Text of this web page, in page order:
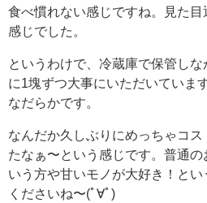
食べ慣れない感じですね。見た
感じでした。
というわけで、冷蔵庫で保管し
に1塊ずつ大事にいただいていま
なだらかです。
なんだか久しぶりにめっちゃコ
たなぁ〜という感じです。普通
いう方や甘いモノが大好き！と
くださいね〜(ﾟ∀ﾟ)